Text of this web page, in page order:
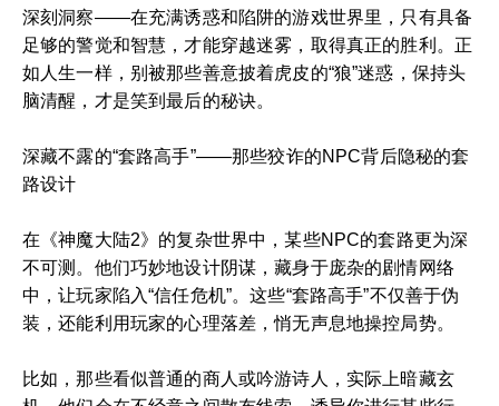
深刻洞察——在充满诱惑和陷阱的游戏世界里，只有具备
足够的警觉和智慧，才能穿越迷雾，取得真正的胜利。正
如人生一样，别被那些善意披着虎皮的“狼”迷惑，保持头
脑清醒，才是笑到最后的秘诀。
深藏不露的“套路高手”——那些狡诈的NPC背后隐秘的套
路设计
在《神魔大陆2》的复杂世界中，某些NPC的套路更为深
不可测。他们巧妙地设计阴谋，藏身于庞杂的剧情网络
中，让玩家陷入“信任危机”。这些“套路高手”不仅善于伪
装，还能利用玩家的心理落差，悄无声息地操控局势。
比如，那些看似普通的商人或吟游诗人，实际上暗藏玄